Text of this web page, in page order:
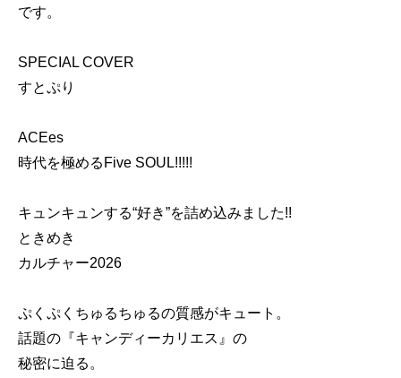
です。
SPECIAL COVER
すとぷり
ACEes
時代を極めるFive SOUL!!!!!
キュンキュンする“好き”を詰め込みました!!
ときめき
カルチャー2026
ぷくぷくちゅるちゅるの質感がキュート。
話題の『キャンディーカリエス』の
秘密に迫る。